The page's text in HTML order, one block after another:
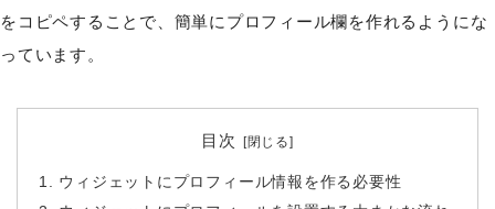
をコピペすることで、簡単にプロフィール欄を作れるようにな
っています。
目次
ウィジェットにプロフィール情報を作る必要性